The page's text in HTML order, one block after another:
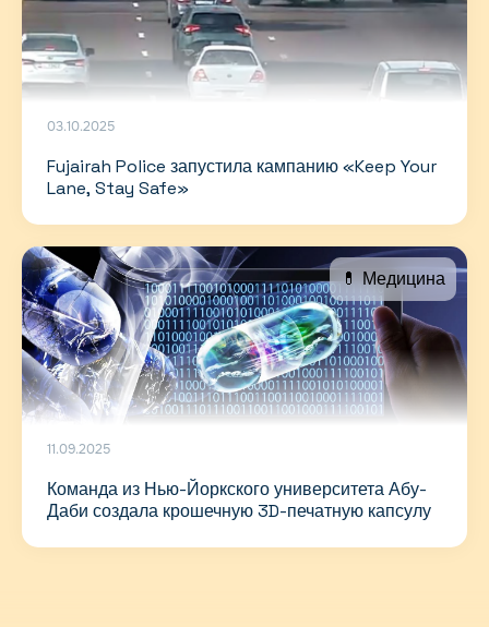
03.10.2025
Fujairah Police запустила кампанию «Keep Your
Lane, Stay Safe»
💊 Медицина
11.09.2025
Команда из Нью-Йоркского университета Абу-
Даби создала крошечную 3D-печатную капсулу